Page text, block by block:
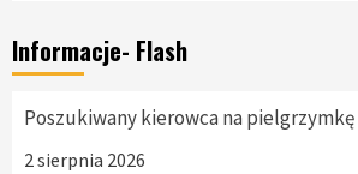
Informacje- Flash
Poszukiwany kierowca na pielgrzymkę
2 sierpnia 2026